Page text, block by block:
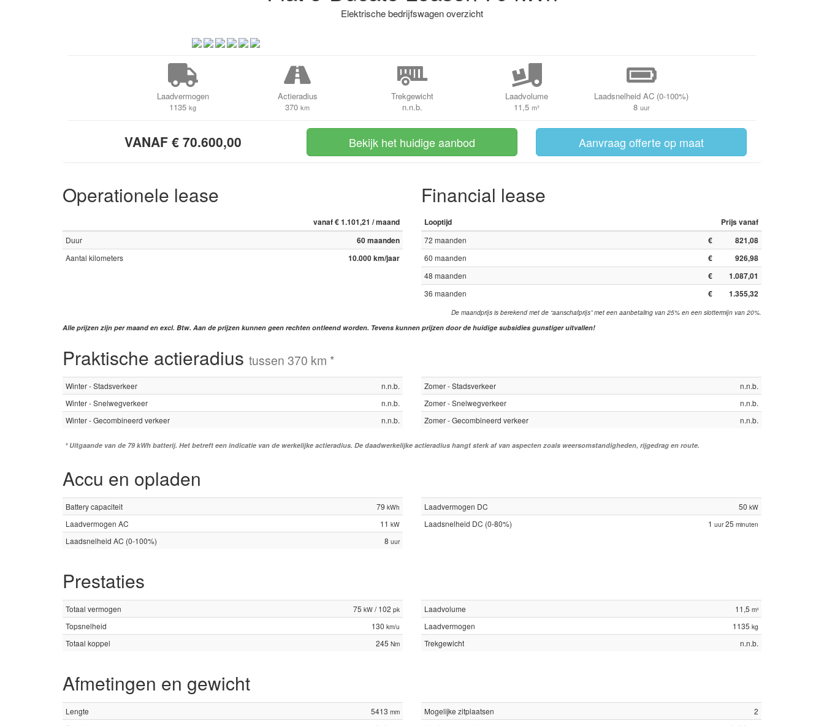
Elektrische bedrijfswagen overzicht
Laadvermogen
1135 kg
Actieradius
370 km
Trekgewicht
n.n.b.
Laadvolume
11,5 m³
Laadsnelheid AC (0-100%)
8 uur
VANAF € 70.600,00 Bekijk het huidige aanbod Aanvraag offerte op maat
Operationele lease
vanaf € 1.101,21 / maand
Duur 60 maanden
Aantal kilometers 10.000 km/jaar
Financial lease
Looptijd Prijs vanaf
72 maanden € 821,08
60 maanden € 926,98
48 maanden € 1.087,01
36 maanden € 1.355,32
De maandprijs is berekend met de “aanschafprijs” met een aanbetaling van 25% en een slottermijn van 20%.
Alle prijzen zijn per maand en excl. Btw. Aan de prijzen kunnen geen rechten ontleend worden. Tevens kunnen prijzen door de huidige subsidies gunstiger uitvallen!
Praktische actieradius tussen 370 km *
Winter - Stadsverkeer
n.n.b.
Winter - Snelwegverkeer
n.n.b.
Winter - Gecombineerd verkeer
n.n.b.
Zomer - Stadsverkeer
n.n.b.
Zomer - Snelwegverkeer
n.n.b.
Zomer - Gecombineerd verkeer
n.n.b.
* Uitgaande van de 79 kWh batterij. Het betreft een indicatie van de werkelijke actieradius. De daadwerkelijke actieradius hangt sterk af van aspecten zoals weersomstandigheden, rijgedrag en route.
Accu en opladen
Battery capaciteit 79 kWh
Laadvermogen AC 11 kW
Laadsnelheid AC (0-100%) 8 uur
Laadvermogen DC 50 kW
Laadsnelheid DC (0-80%) 1 uur25 minuten
Prestaties
Totaal vermogen 75 kW / 102 pk
Topsnelheid 130 km/u
Totaal koppel 245 Nm
Laadvolume 11,5 m³
Laadvermogen 1135 kg
Trekgewicht n.n.b.
Afmetingen en gewicht
Lengte 5413 mm Mogelijke zitplaatsen
2